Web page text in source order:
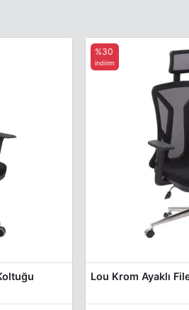
Lou Krom Ayaklı
%30
indirim